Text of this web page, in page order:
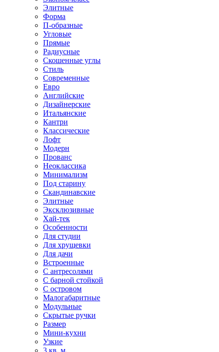
Элитные
Форма
П-образные
Угловые
Прямые
Радиусные
Скошенные углы
Стиль
Современные
Евро
Английские
Дизайнерские
Итальянские
Кантри
Классические
Лофт
Модерн
Прованс
Неоклассика
Минимализм
Под старину
Скандинавские
Элитные
Эксклюзивные
Хай-тек
Особенности
Для студии
Для хрущевки
Для дачи
Встроенные
С антресолями
С барной стойкой
С островом
Малогабаритные
Модульные
Скрытые ручки
Размер
Мини-кухни
Узкие
3 кв. м.